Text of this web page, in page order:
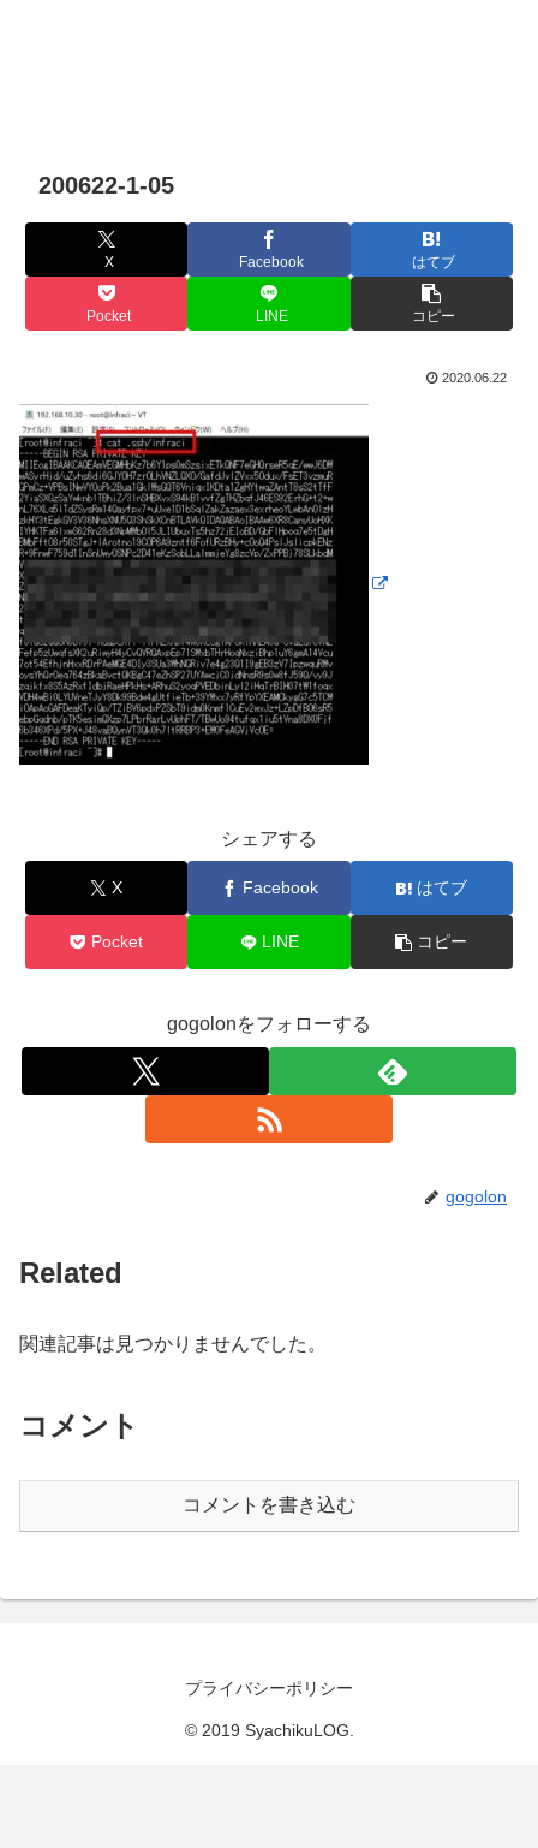
200622-1-05
X Facebook はてブ
Pocket LINE コピー
2020.06.22
シェアする
X Facebook はてブ
Pocket LINE コピー
gogolonをフォローする
gogolon
Related
関連記事は見つかりませんでした。
コメント
コメントを書き込む
プライバシーポリシー
© 2019 SyachikuLOG.